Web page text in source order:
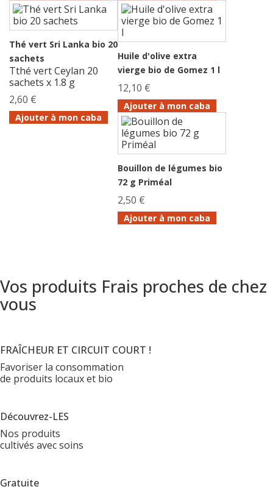
Thé vert Sri Lanka bio 20
sachets
Tthé vert Ceylan 20
sachets x 1.8 g
2,60 €
Ajouter à mon caba
Huile d'olive extra
vierge bio de Gomez 1 l
12,10 €
Ajouter à mon caba
Bouillon de légumes bio
72 g Priméal
2,50 €
Ajouter à mon caba
Vos produits Frais proches de chez
vous
FRAÎCHEUR ET CIRCUIT COURT !
Favoriser la consommation
de produits locaux et bio
Découvrez-LES
Nos produits
cultivés avec soins
Gratuite